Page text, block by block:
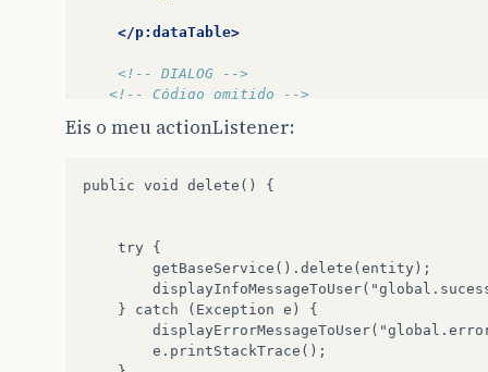
</p:dataTable>
<!-- DIALOG -->
<!-- Código omitido -->
<!--  CONFIRM DELETE -->
<h:commandButton
<h:commandButton
</p:confirmDialog>
Eis o meu actionListener:
public void delete() {